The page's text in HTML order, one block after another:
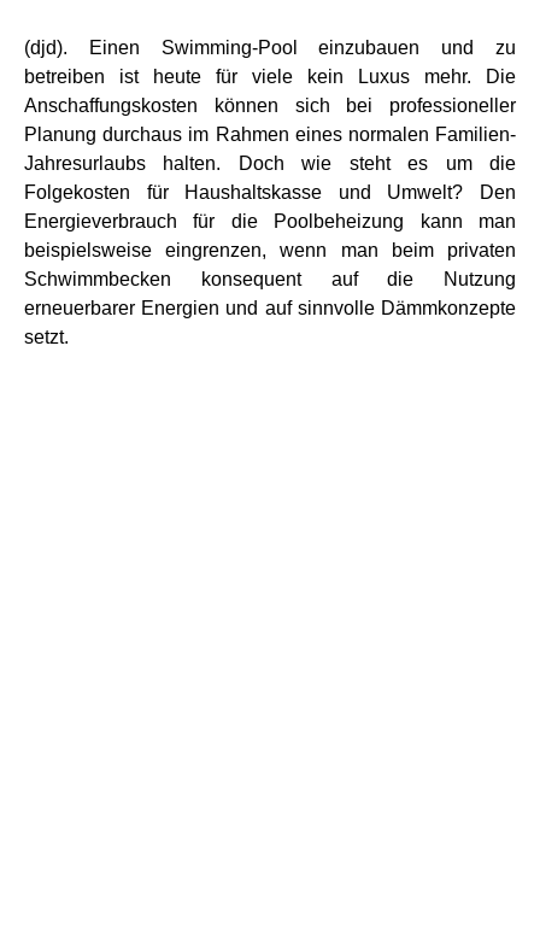
(djd). Einen Swimming-Pool einzubauen und zu
betreiben ist heute für viele kein Luxus mehr. Die
Anschaffungskosten können sich bei professioneller
Planung durchaus im Rahmen eines normalen Familien-
Jahresurlaubs halten. Doch wie steht es um die
Folgekosten für Haushaltskasse und Umwelt? Den
Energieverbrauch für die Poolbeheizung kann man
beispielsweise eingrenzen, wenn man beim privaten
Schwimmbecken konsequent auf die Nutzung
erneuerbarer Energien und auf sinnvolle Dämmkonzepte
setzt.